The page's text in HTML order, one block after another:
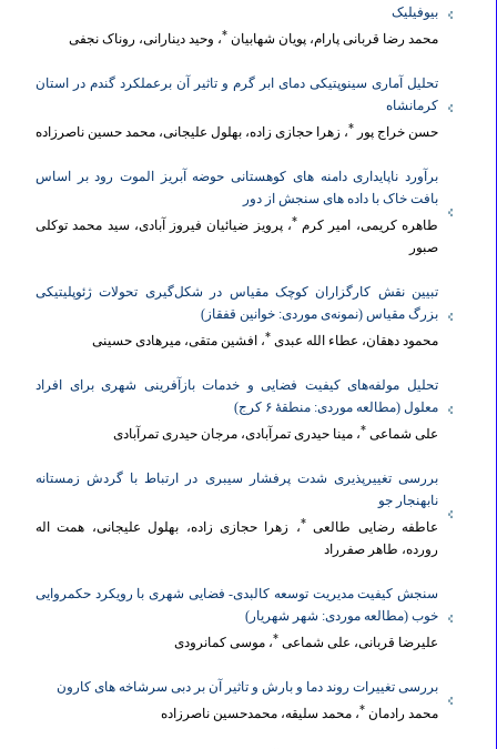
بیوفیلیک
محمد رضا قربانی پارام، پویان شهابیان ، وحید دینارانی، روناک نجفی
تحلیل آماری سینوپتیکی دمای ابر گرم و تاثیر آن برعملکرد گندم در استان
کرمانشاه
حسن خراج پور ، زهرا حجازی زاده، بهلول علیجانی، محمد حسین ناصرزاده
برآورد ناپایداری دامنه های کوهستانی حوضه آبریز الموت رود بر اساس
بافت خاک با داده های سنجش از دور
طاهره کریمی، امیر کرم ، پرویز ضیائیان فیروز آبادی، سید محمد توکلی
صبور
تبیین نقش کارگزاران کوچک مقیاس در شکل‌گیری تحولات ژئوپلیتیکی
بزرگ مقیاس (نمونه‌ی موردی: خوانین قفقاز)
محمود دهقان، عطاء الله عبدی ، افشین متقی، میرهادی حسینی
تحلیل مولفه‌های کیفیت فضایی و خدمات بازآفرینی شهری برای افراد
معلول (مطالعه موردی: منطقۀ ۶ کرج)
علی شماعی
، مینا حیدری تمرآبادی، مرجان حیدری تمرآبادی
بررسی تغییرپذیری شدت پرفشار سیبری در ارتباط با گردش زمستانه
نابهنجار جو
عاطفه رضایی طالعی ، زهرا حجازی زاده، بهلول علیجانی، همت اله
رورده، طاهر صفرراد
سنجش کیفیت مدیریت توسعه کالبدی- فضایی شهری با رویکرد حکمروایی
خوب (مطالعه موردی: شهر شهریار)
علیرضا قربانی، علی شماعی
، موسی کمانرودی
بررسی تغییرات روند دما و بارش و تاثیر آن بر دبی سرشاخه های کارون
محمد رادمان ، محمد سلیقه، محمدحسین ناصرزاده